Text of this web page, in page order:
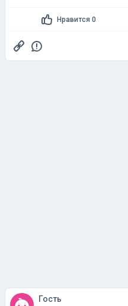
Нравится 0
Гость